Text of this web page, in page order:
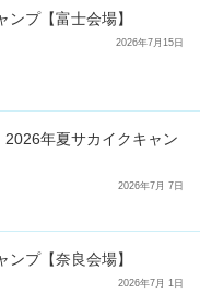
プ【富士会場】
2026年7月15日
年夏サカイクキャン
2026年7月 7日
プ【奈良会場】
2026年7月 1日